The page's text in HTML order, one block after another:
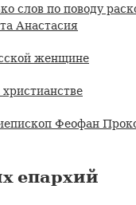
слов по поводу
Анастасия
женщине
Феофан
епархий